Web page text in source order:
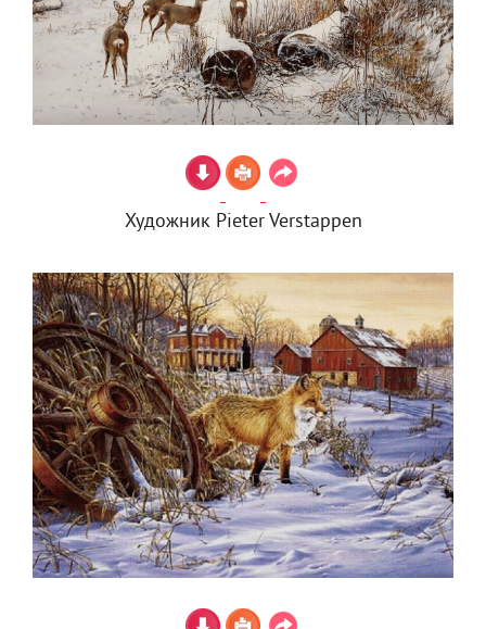
Художник Pieter Verstappen